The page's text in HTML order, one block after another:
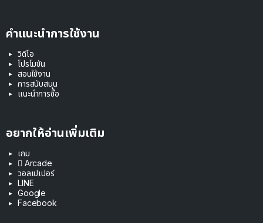
คำแนะนำการใช้งาน
วิดีโอ
โปรโมชัน
สอนใช้งาน
การสนับสนุน
แนะนำการซื้อ
อยากให้อ่านเพิ่มเติม
เกม
 Arcade
วอลเปเปอร์
LINE
Google
Facebook